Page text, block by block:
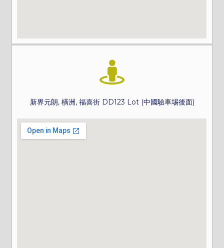
新界元朗, 橫洲, 福喜街 DD123 Lot (中國驗車埸後面)